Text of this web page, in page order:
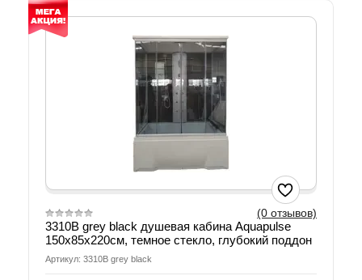
(0 отзывов)
3310B grey black душевая кабина Aquapulse
150х85х220см, темное стекло, глубокий поддон
Артикул: 3310B grey black